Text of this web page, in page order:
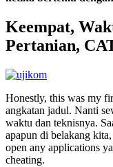
Keempat,
Pertanian,
Honestly, this was my
angkatan jadul. Nanti
waktu dan teknisnya.
apapun di belakang
open any applications
cheating.